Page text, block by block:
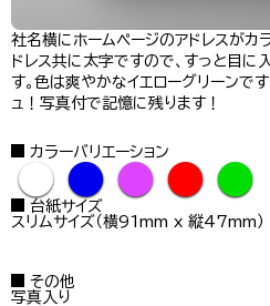
社名横にホームページのアドレスがカ
ドレス共に太字ですので、すっと目に
す。色は爽やかなイエローグリーンです
ュ！写真付で記憶に残ります！
カラーバリエーション
● ● ● ● ●
台紙サイズ
スリムサイズ（横91mm x 縦47mm）
その他
写真入り